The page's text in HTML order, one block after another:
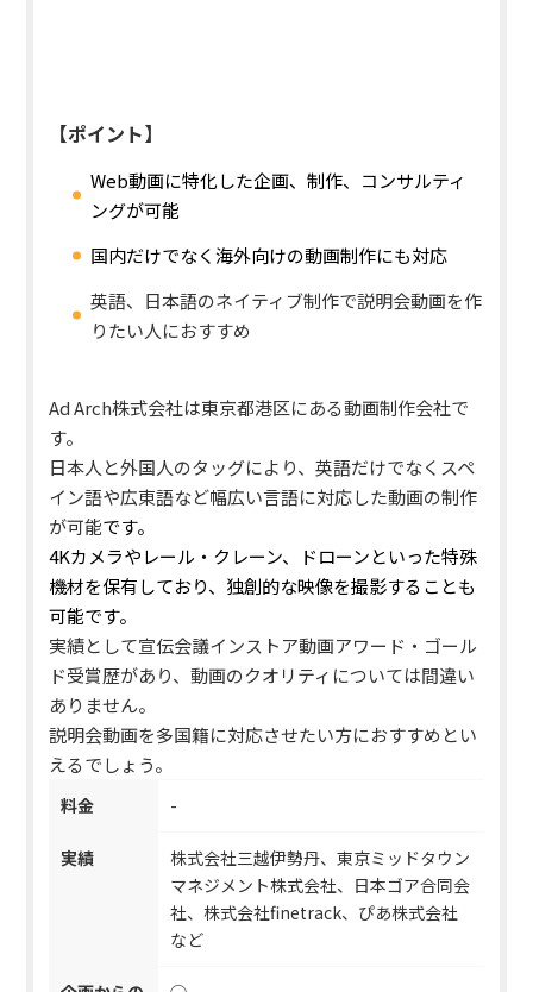
【ポイント】
Web動画に特化した企画、制作、コンサルティ
ングが可能
国内だけでなく海外向けの動画制作にも対応
英語、日本語のネイティブ制作で説明会動画を作
りたい人におすすめ
Ad Arch株式会社は東京都港区にある動画制作会社で
す。
日本人と外国人のタッグにより、英語だけでなくスペ
イン語や広東語など幅広い言語に対応した動画の制作
が可能です。
4Kカメラやレール・クレーン、ドローンといった特殊
機材を保有しており、独創的な映像を撮影することも
可能です。
実績として宣伝会議インストア動画アワード・ゴール
ド受賞歴があり、動画のクオリティについては間違い
ありません。
説明会動画を多国籍に対応させたい方におすすめとい
えるでしょう。
料金 -
実績
株式会社三越伊勢丹、東京ミッドタウン
マネジメント株式会社、日本ゴア合同会
社、株式会社finetrack、ぴあ株式会社
など